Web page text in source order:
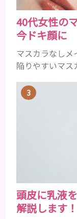
40代女性の
今ドキ顔に
マスカラなしメ
陥りやすいマス
やけて見える
りがち ③ファ
える ①アイメ
いつものメイ
メリハリがな
頭皮に乳液
解説します！